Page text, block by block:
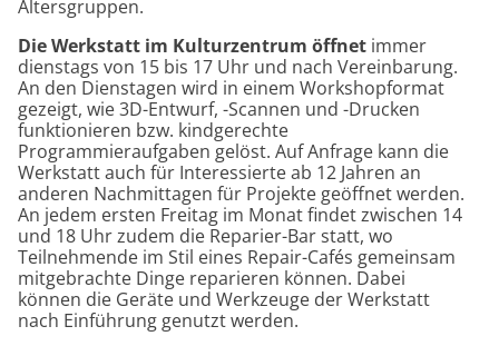
Altersgruppen.
Die Werkstatt im Kulturzentrum öffnet immer
dienstags von 15 bis 17 Uhr und nach Vereinbarung.
An den Dienstagen wird in einem Workshopformat
gezeigt, wie 3D-Entwurf, -Scannen und -Drucken
funktionieren bzw. kindgerechte
Programmieraufgaben gelöst. Auf Anfrage kann die
Werkstatt auch für Interessierte ab 12 Jahren an
anderen Nachmittagen für Projekte geöffnet werden.
An jedem ersten Freitag im Monat findet zwischen 14
und 18 Uhr zudem die Reparier-Bar statt, wo
Teilnehmende im Stil eines Repair-Cafés gemeinsam
mitgebrachte Dinge reparieren können. Dabei
können die Geräte und Werkzeuge der Werkstatt
nach Einführung genutzt werden.